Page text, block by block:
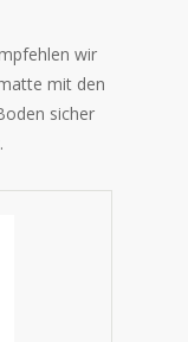
wir
mit den
sicher